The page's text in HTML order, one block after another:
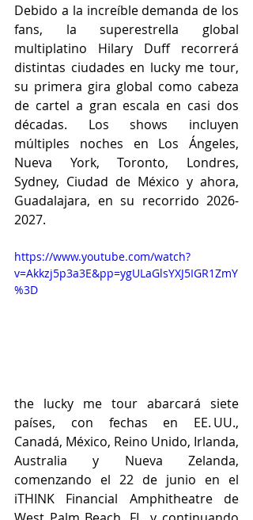
Debido a la increíble demanda de los
fans, la superestrella global
multiplatino Hilary Duff recorrerá
distintas ciudades en lucky me tour,
su primera gira global como cabeza
de cartel a gran escala en casi dos
décadas. Los shows incluyen
múltiples noches en Los Ángeles,
Nueva York, Toronto, Londres,
Sydney, Ciudad de México y ahora,
Guadalajara, en su recorrido 2026-
2027.
https://www.youtube.com/watch?
v=Akkzj5p3a3E&pp=ygULaGlsYXJ5IGR1ZmY
%3D
the lucky me tour abarcará siete
países, con fechas en EE. UU.,
Canadá, México, Reino Unido, Irlanda,
Australia y Nueva Zelanda,
comenzando el 22 de junio en el
iTHINK Financial Amphitheatre de